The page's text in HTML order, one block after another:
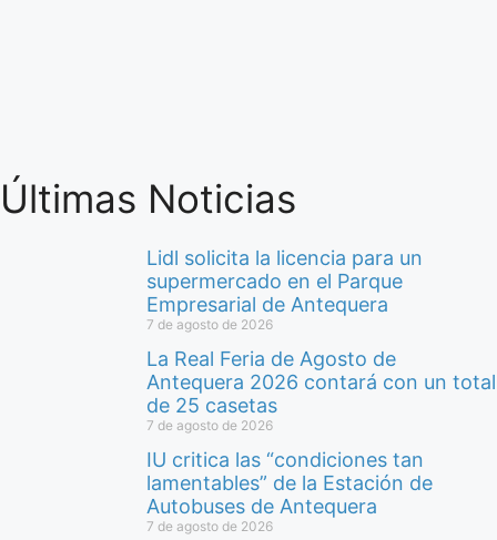
Últimas Noticias
Lidl solicita la licencia para un
supermercado en el Parque
Empresarial de Antequera
7 de agosto de 2026
La Real Feria de Agosto de
Antequera 2026 contará con un total
de 25 casetas
7 de agosto de 2026
IU critica las “condiciones tan
lamentables” de la Estación de
Autobuses de Antequera
7 de agosto de 2026